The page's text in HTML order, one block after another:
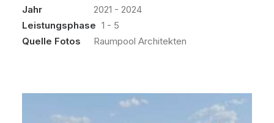
Jahr
2021 - 2024
Leistungsphase 1 - 5
Quelle Fotos
Raumpool Architekten